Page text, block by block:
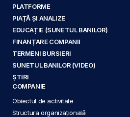
PLATFORME
PIAȚĂ ȘI ANALIZE
EDUCAȚIE (SUNETUL BANILOR)
FINANȚARE COMPANII
TERMENI BURSIERI
SUNETUL BANILOR (VIDEO)
ȘTIRI
COMPANIE
Obiectul de activitate
Structura organizațională